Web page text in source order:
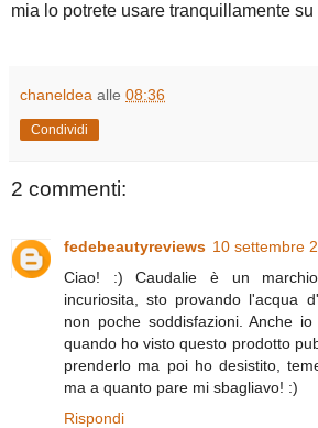
mia lo potrete usare tranquillamente
chaneldea alle 08:36
Condividi
2 commenti:
fedebeautyreviews 10 settembre
Ciao! :) Caudalie è un
incuriosita, sto provando l'acqua
non poche soddisfazioni. Anche
quando ho visto questo prodotto
prenderlo ma poi ho desistito,
ma a quanto pare mi sbagliavo! :)
Rispondi